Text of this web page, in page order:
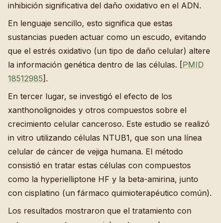
inhibición significativa del daño oxidativo en el ADN.
En lenguaje sencillo, esto significa que estas
sustancias pueden actuar como un escudo, evitando
que el estrés oxidativo (un tipo de daño celular) altere
la información genética dentro de las células. [PMID
18512985].
En tercer lugar, se investigó el efecto de los
xanthonolignoides y otros compuestos sobre el
crecimiento celular canceroso. Este estudio se realizó
in vitro utilizando células NTUB1, que son una línea
celular de cáncer de vejiga humana. El método
consistió en tratar estas células con compuestos
como la hyperielliptone HF y la beta-amirina, junto
con cisplatino (un fármaco quimioterapéutico común).
Los resultados mostraron que el tratamiento con